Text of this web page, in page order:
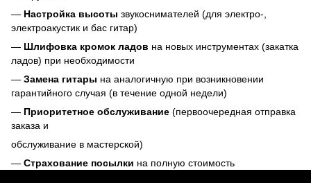
— Настройка высоты звукоснимателей (для электро-,
электроакустик и бас гитар)
— Шлифовка кромок ладов на новых инструментах (закатка
ладов) при необходимости
— Замена гитары на аналогичную при возникновении
гарантийного случая (в течение одной недели)
— Приоритетное обслуживание (первоочередная отправка
заказа и
обслуживание в мастерской)
— Страхование посылки на полную стоимость